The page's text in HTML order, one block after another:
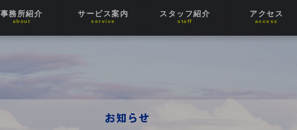
事務所紹介
about
サービス案内
service
スタッフ紹介
staff
アクセス
access